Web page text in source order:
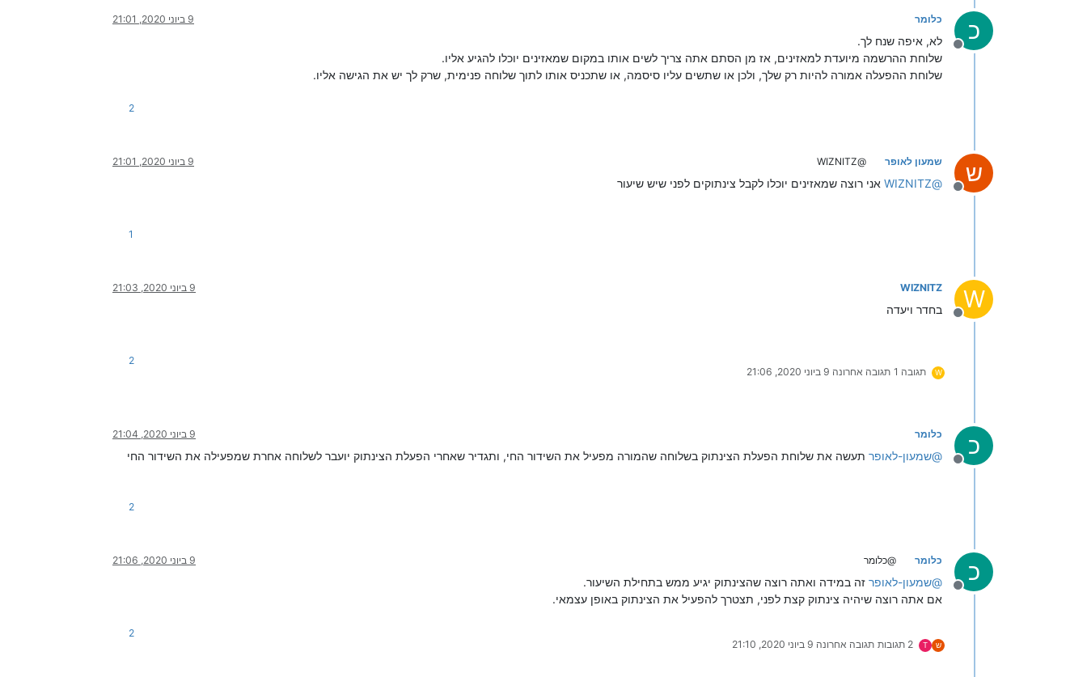
כ
מנותק
כלומר 9 ביוני 2020, 21:01
לא, איפה שנח לך.
שלוחת ההרשמה מיועדת למאזינים, אז מן הסתם אתה צריך לשים אותו במקום שמאזינים יוכלו להגיע אליו.
שלוחת ההפעלה אמורה להיות רק שלך, ולכן או שתשים עליו סיסמה, או שתכניס אותו לתוך שלוחה פנימית, שרק לך יש את הגישה אליו.
2
ש
מנותק
שמעון לאופר @WIZNITZ 9 ביוני 2020, 21:01
@
WIZNITZ אני רוצה שמאזינים יוכלו לקבל צינתוקים לפני שיש שיעור
1
W
מנותק
WIZNITZ 9 ביוני 2020, 21:03
בחדר ויעדה
W תגובה 1 תגובה אחרונה 9 ביוני 2020, 21:06
2
כ
מנותק
כלומר 9 ביוני 2020, 21:04
@שמעון-לאופר תעשה את שלוחת הפעלת הצינתוק בשלוחה שהמורה מפעיל את השידור החי, ותגדיר שאחרי הפעלת הצינתוק יועבר לשלוחה אחרת שמפעילה את השידור החי
2
כ
מנותק
כלומר @כלומר 9 ביוני 2020, 21:06
@שמעון-לאופר זה במידה ואתה רוצה שהצינתוק יגיע ממש בתחילת השיעור.
אם אתה רוצה שיהיה צינתוק קצת לפני, תצטרך להפעיל את הצינתוק באופן עצמאי.
ש T 2 תגובות תגובה אחרונה 9 ביוני 2020, 21:10
2